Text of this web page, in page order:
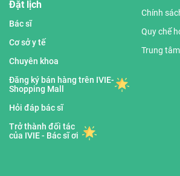
Đặt lịch
Bác sĩ
Cơ sở y tế
Chuyên khoa
Đăng ký bán hàng trên IVIE-
Shopping Mall
Hỏi đáp bác sĩ
Trở thành đối tác
của IVIE - Bác sĩ ơi
Chính
Quy chế
Trung